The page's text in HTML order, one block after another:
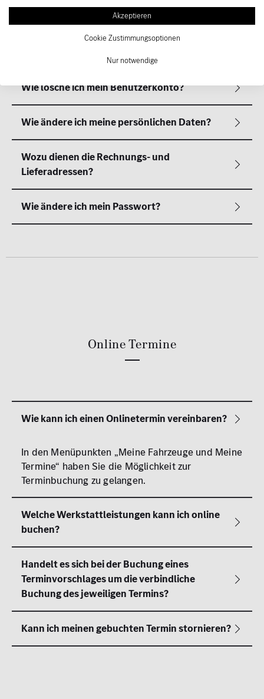
Online Termine
In den Menüpunkten „Meine Fahrzeuge und Meine
Termine“ haben Sie die Möglichkeit zur
Terminbuchung zu gelangen.
Akzeptieren
Cookie Zustimmungsoptionen
Nur notwendige